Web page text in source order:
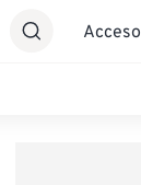
Acceso